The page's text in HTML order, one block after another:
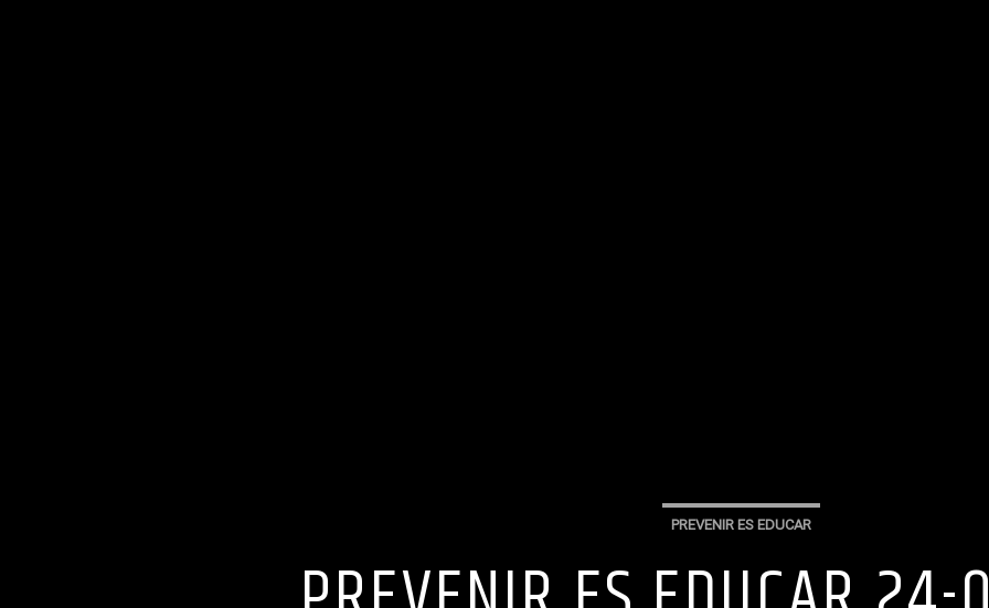
PREVENIR ES EDUCAR